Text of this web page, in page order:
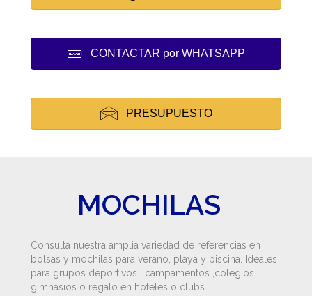
CONTACTAR por WHATSAPP
PRESUPUESTO
MOCHILAS
Consulta nuestra amplia variedad de referencias en
bolsas y mochilas para verano, playa y piscina. Ideales
para grupos deportivos , campamentos ,colegios ,
gimnasios o regalo en hoteles o clubs.